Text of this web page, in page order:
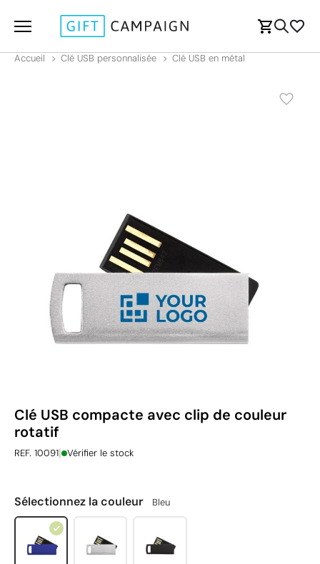
Accueil Clé USB personnalisée Clé USB en métal
Clé USB compacte avec clip de couleur
rotatif
REF. 10091| Vérifier le stock
Sélectionnez la couleur Bleu